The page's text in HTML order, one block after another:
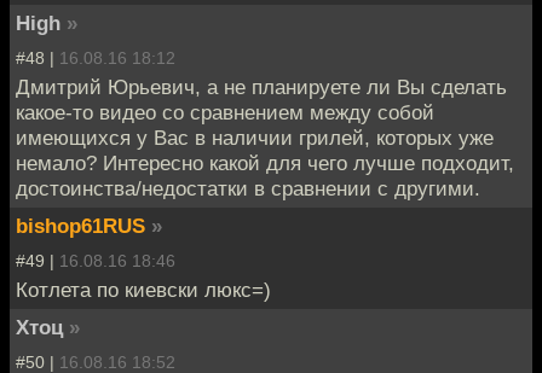
High »
#48 | 16.08.16 18:12
Дмитрий Юрьевич, а не планируете ли Вы сделать
какое-то видео со сравнением между собой
имеющихся у Вас в наличии грилей, которых уже
немало? Интересно какой для чего лучше подходит,
достоинства/недостатки в сравнении с другими.
bishop61RUS »
#49 | 16.08.16 18:46
Котлета по киевски люкс=)
Хтоц »
#50 | 16.08.16 18:52